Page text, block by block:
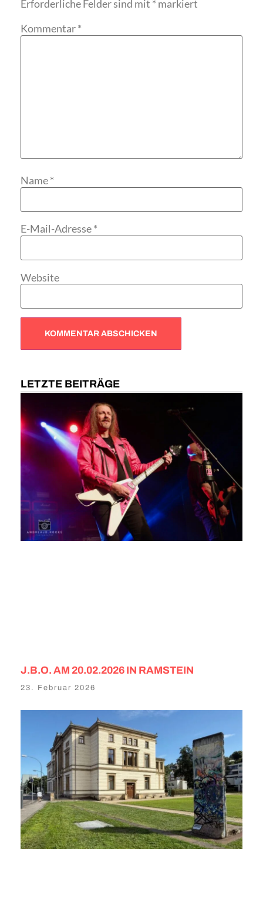
Erforderliche Felder sind mit * markiert
Kommentar*
Name*
E-Mail-Adresse*
Website
LETZTE BEITRÄGE
J.B.O. AM 20.02.2026 IN RAMSTEIN
23. Februar 2026